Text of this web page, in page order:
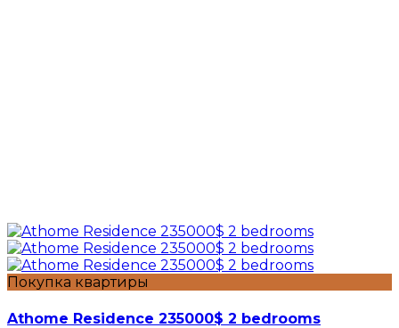
Покупка квартиры
Athome Residence 235000$ 2 bedrooms